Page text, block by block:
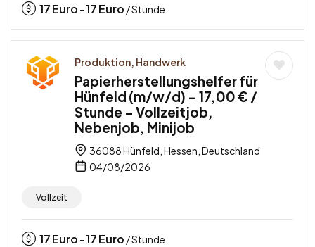
17Euro -17Euro / Stunde
Produktion, Handwerk
Papierherstellungshelfer für
Hünfeld (m/w/d) – 17,00 € /
Stunde – Vollzeitjob,
Nebenjob, Minijob
36088 Hünfeld, Hessen, Deutschland
04/08/2026
Vollzeit
17Euro -17Euro / Stunde